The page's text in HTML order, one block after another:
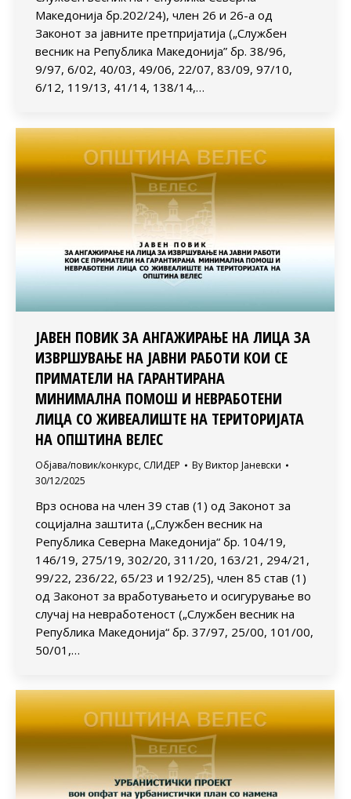
Македонија бр.202/24), член 26 и 26-а од
Законот за јавните претпријатија („Службен
весник на Република Македонија” бр. 38/96,
9/97, 6/02, 40/03, 49/06, 22/07, 83/09, 97/10,
6/12, 119/13, 41/14, 138/14,…
ЈАВЕН ПОВИК ЗА АНГАЖИРАЊЕ НА ЛИЦА ЗА
ИЗВРШУВАЊЕ НА ЈАВНИ РАБОТИ КОИ СЕ
ПРИМАТЕЛИ НА ГАРАНТИРАНА
МИНИМАЛНА ПОМОШ И НЕВРАБОТЕНИ
ЛИЦА СО ЖИВЕАЛИШТЕ НА ТЕРИТОРИЈАТА
НА ОПШТИНА ВЕЛЕС
Објава/повик/конкурс, СЛИДЕР By Виктор Јаневски
30/12/2025
Врз основа на член 39 став (1) од Законот за
социјална заштита („Службен весник на
Република Северна Македонија“ бр. 104/19,
146/19, 275/19, 302/20, 311/20, 163/21, 294/21,
99/22, 236/22, 65/23 и 192/25), член 85 став (1)
од Законот за вработувањето и осигурување во
случај на невработеност („Службен весник на
Република Македонија“ бр. 37/97, 25/00, 101/00,
50/01,…